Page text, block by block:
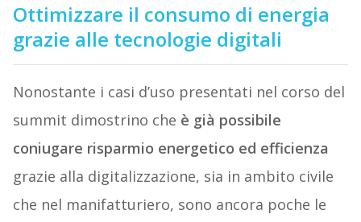
Ottimizzare il consumo di energia
grazie alle tecnologie digitali
Nonostante i casi d’uso presentati nel corso del
summit dimostrino che è già possibile
coniugare risparmio energetico ed efficienza
grazie alla digitalizzazione, sia in ambito civile
che nel manifatturiero, sono ancora poche le